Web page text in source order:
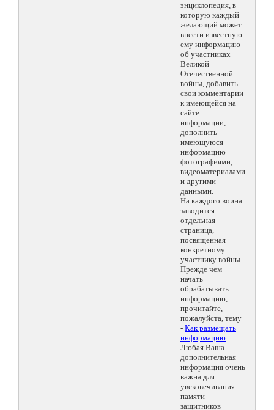
энциклопедия, в
которую каждый
желающий может
внести известную
ему информацию
об участниках
Великой
Отечественной
войны, добавить
свои комментарии
к имеющейся на
сайте
информации,
дополнить
имеющуюся
информацию
фотографиями,
видеоматериалами
и другими
данными.
На каждого воина
заводится
отдельная
страница,
посвященная
конкретному
участнику войны.
Прежде чем
начать
обрабатывать
информацию,
прочитайте,
пожалуйста, тему
- Как размещать
информацию.
Любая Ваша
дополнительная
информация очень
важна для
увековечивания
памяти
защитников